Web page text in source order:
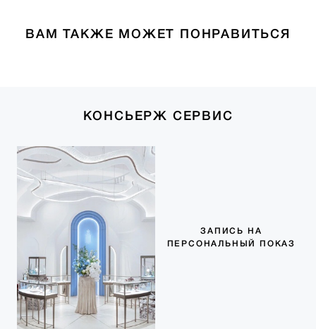
ВАМ ТАКЖЕ МОЖЕТ ПОНРАВИТЬСЯ
КОНСЬЕРЖ СЕРВИС
ЗАПИСЬ НА
ПЕРСОНАЛЬНЫЙ ПОКАЗ